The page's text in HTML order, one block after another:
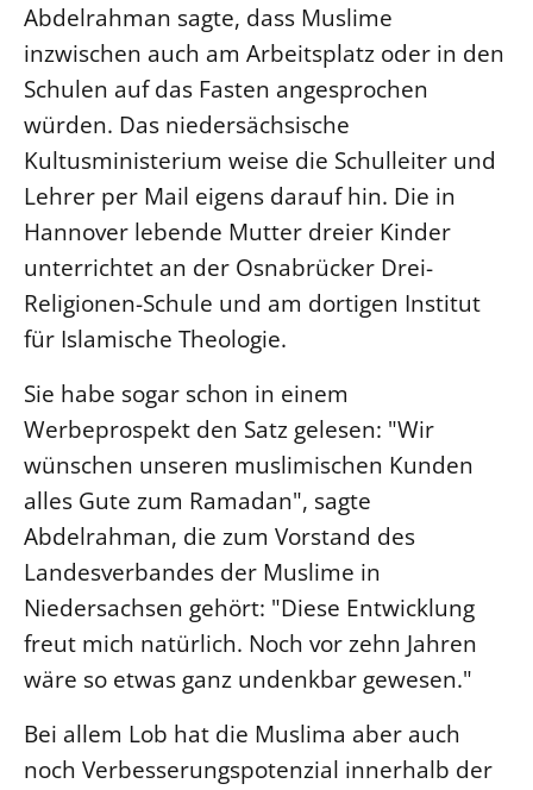
Abdelrahman sagte, dass Muslime
inzwischen auch am Arbeitsplatz oder in den
Schulen auf das Fasten angesprochen
würden. Das niedersächsische
Kultusministerium weise die Schulleiter und
Lehrer per Mail eigens darauf hin. Die in
Hannover lebende Mutter dreier Kinder
unterrichtet an der Osnabrücker Drei-
Religionen-Schule und am dortigen Institut
für Islamische Theologie.
Sie habe sogar schon in einem
Werbeprospekt den Satz gelesen: "Wir
wünschen unseren muslimischen Kunden
alles Gute zum Ramadan", sagte
Abdelrahman, die zum Vorstand des
Landesverbandes der Muslime in
Niedersachsen gehört: "Diese Entwicklung
freut mich natürlich. Noch vor zehn Jahren
wäre so etwas ganz undenkbar gewesen."
Bei allem Lob hat die Muslima aber auch
noch Verbesserungspotenzial innerhalb der
Jahresgespräche
Kantine Speiseplan
Kirchliches Amtsblatt
Kirchliche Verwaltung
Kunstreferat
NKVK
Öffentlichkeitsarbeit
Personalausschuss
Recht
Terminstundenplaner